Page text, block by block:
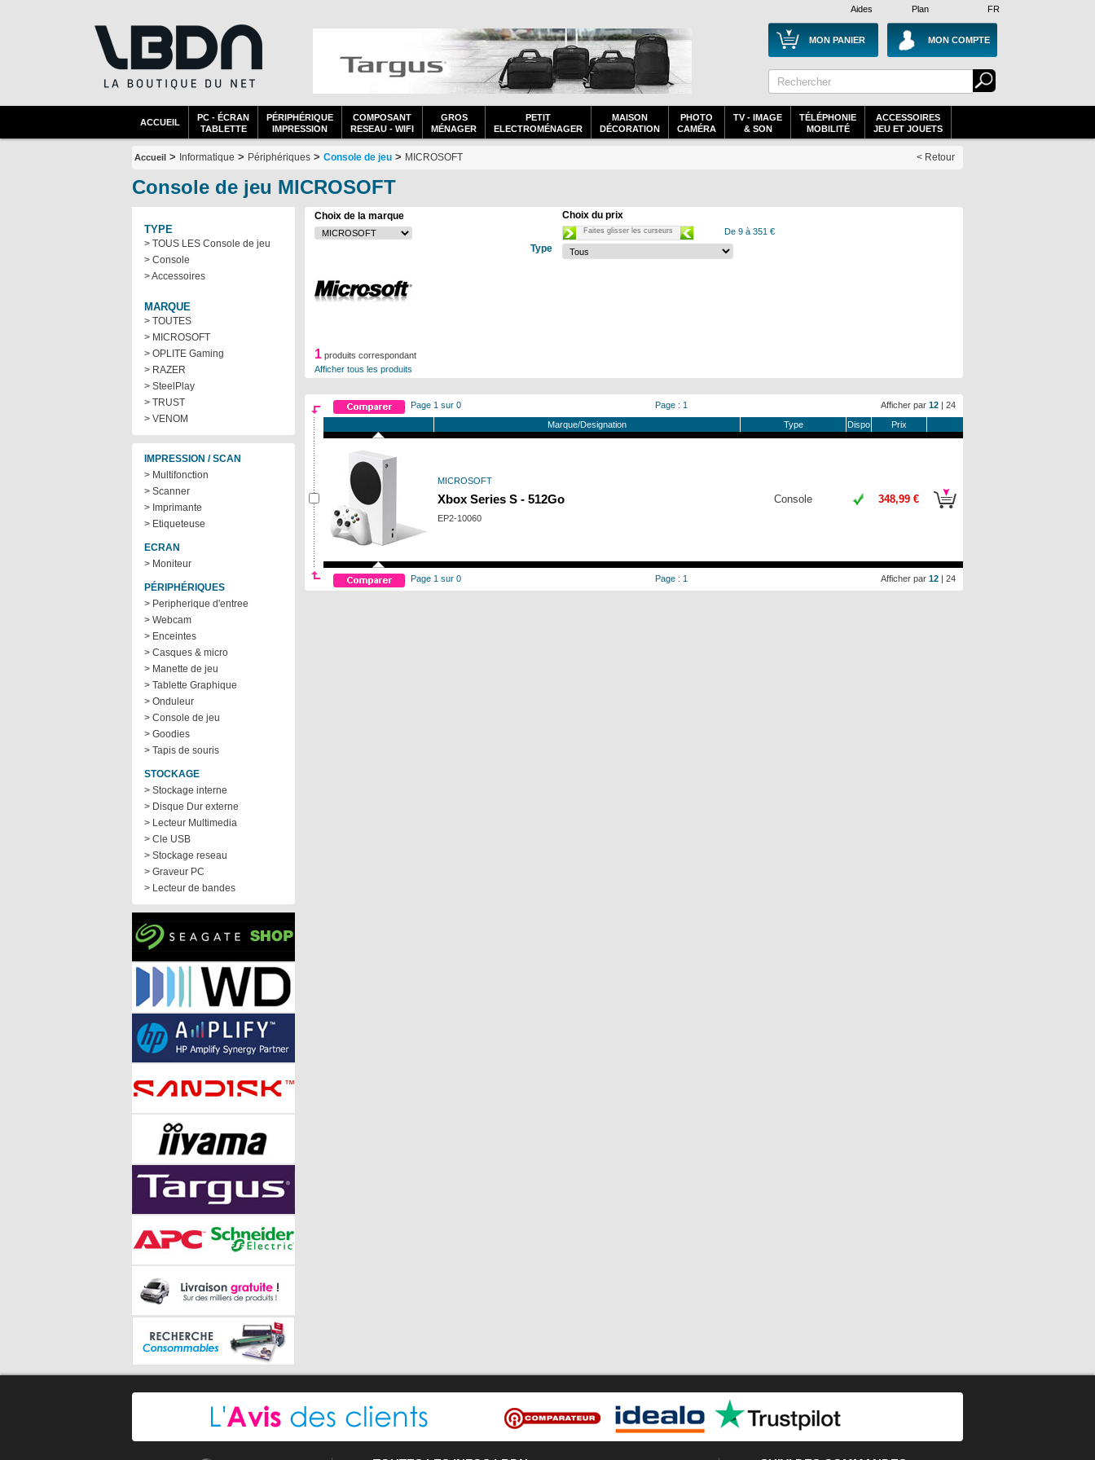
Plan
Aides FR
MON PANIER MON COMPTE
ACCUEIL
PC - ÉCRAN
TABLETTE
PÉRIPHÉRIQUE
IMPRESSION
COMPOSANT
RESEAU - WIFI
GROS
MÉNAGER
PETIT
ELECTROMÉNAGER
MAISON
DÉCORATION
PHOTO
CAMÉRA
TV - IMAGE
& SON
TÉLÉPHONIE
MOBILITÉ
ACCESSOIRES
JEU ET JOUETS
Accueil > Informatique > Périphériques > Console de jeu > MICROSOFT < Retour
Console de jeu MICROSOFT
TYPE
> TOUS LES Console de jeu
> Console
> Accessoires
MARQUE
> TOUTES
> MICROSOFT
> OPLITE Gaming
> RAZER
> SteelPlay
> TRUST
> VENOM
IMPRESSION / SCAN
> Multifonction
> Scanner
> Imprimante
> Etiqueteuse
ECRAN
> Moniteur
PÉRIPHÉRIQUES
> Peripherique d'entree
> Webcam
> Enceintes
> Casques & micro
> Manette de jeu
> Tablette Graphique
> Onduleur
> Console de jeu
> Goodies
> Tapis de souris
STOCKAGE
> Stockage interne
> Disque Dur externe
> Lecteur Multimedia
> Cle USB
> Stockage reseau
> Graveur PC
> Lecteur de bandes
Choix de la marque Choix du prix
Faites glisser les curseurs De 9 à 351 €
Type
1 produits correspondant
Afficher tous les produits
Afficher par 12 | 24
Page 1 sur 0
Page : 1
Marque/Designation
Type Dispo Prix
MICROSOFT
Xbox Series S - 512Go
EP2-10060
Console 348,99 €
Afficher par 12 | 24
Page 1 sur 0 Page : 1